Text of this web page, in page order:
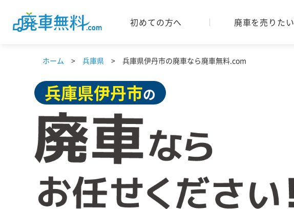
初めての方へ 廃車を売りたい
ホーム 兵庫県 兵庫県伊丹市の廃車なら廃車無料.com
兵庫県伊丹市の